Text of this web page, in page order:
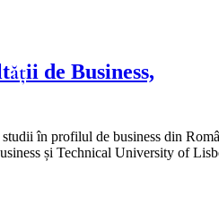
de Business,
în profilul de business din
și Technical University of